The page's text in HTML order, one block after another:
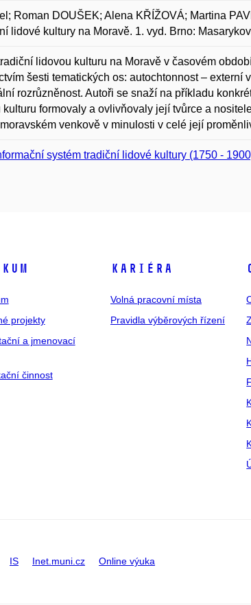
Roman DOUŠEK; Alena KŘÍŽOVÁ; Martina
lidové kultury na Moravě. 1. vyd. Brno:
lidovou kulturu na Moravě v časovém
šesti tematických os: autochtonnost – externí
rozrůzněnost. Autoři se snaží na příkladu
formovaly a ovlivňovaly její tvůrce a
venkově v minulosti v celé její
systém tradiční lidové kultury (1750 -
projekty
a jmenovací
činnost
Kariéra
Volná pracovní místa
Pravidla výběrových řízení
IS Inet.muni.cz Online výuka